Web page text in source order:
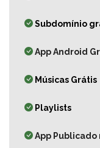
Subdomínio
App Android
Músicas Grátis
Playlists
App Publicado